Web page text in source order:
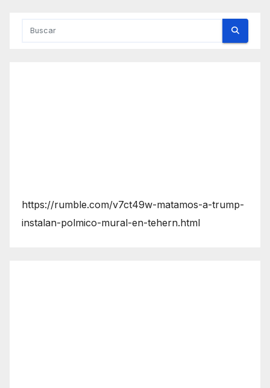
https://rumble.com/v7ct49w-matamos-a-trump-
instalan-polmico-mural-en-tehern.html